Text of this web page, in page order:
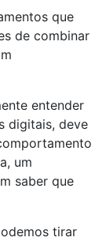
que
de combinar
entender
digitais, deve
um
saber que
tirar